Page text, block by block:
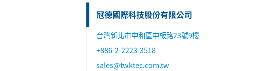
冠德國際科技股份有限公司
台灣新北市中和區中板路23號9樓
+886-2-2223-3518
sales@twktec.com.tw